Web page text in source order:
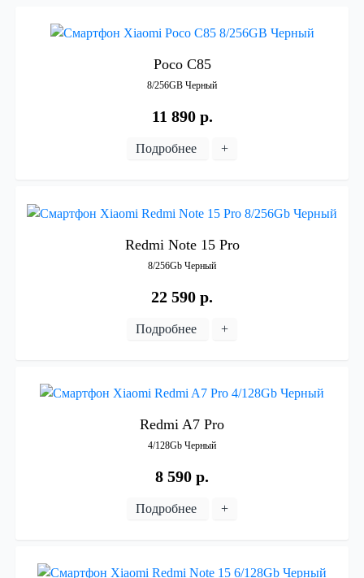
Poco C85
8/256GB Черный
11 890 р.
Подробнее +
Redmi Note 15 Pro
8/256Gb Черный
22 590 р.
Подробнее +
Redmi A7 Pro
4/128Gb Черный
8 590 р.
Подробнее +